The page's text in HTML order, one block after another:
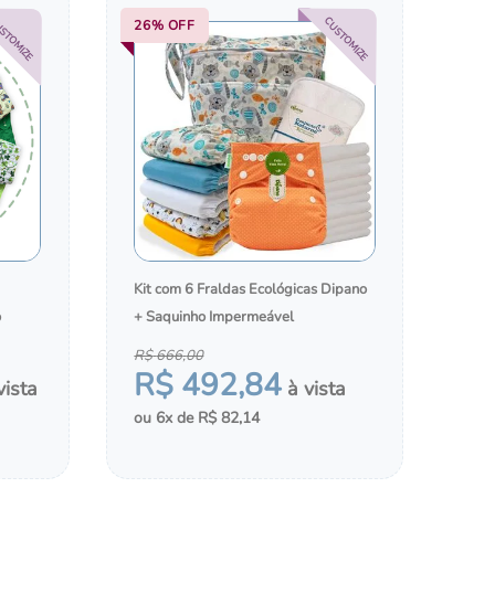
×
cupons
26% OFF CUSTOMIZE
Kit com 6 Fraldas Ecológicas Dipano
+ Saquinho Impermeável
R$ 492,84
R$666,00
6 R$ 82,14